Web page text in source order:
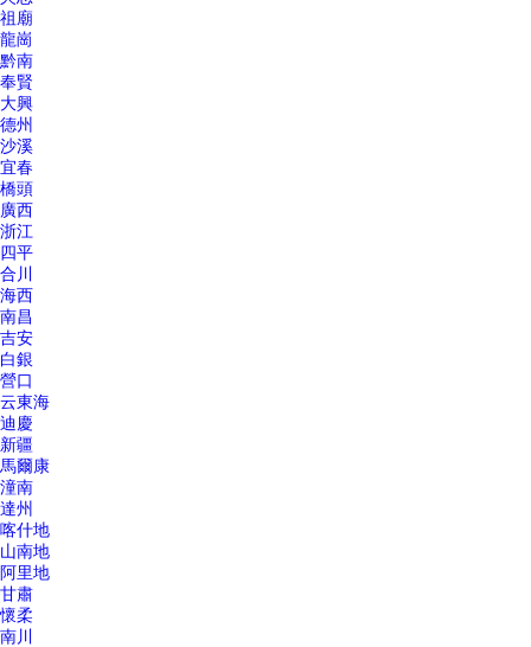
祖廟
龍崗
黔南
奉賢
大興
德州
沙溪
宜春
橋頭
廣西
浙江
四平
合川
海西
南昌
吉安
白銀
營口
云東海
迪慶
新疆
馬爾康
潼南
達州
喀什地
山南地
阿里地
甘肅
懷柔
南川